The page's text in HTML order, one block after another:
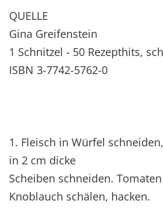
QUELLE
Gina Greifenstein
1 Schnitzel - 50 Rezepthits,
ISBN 3-7742-5762-0
1. Fleisch in Würfel
in 2 cm dicke
Scheiben schneiden.
Knoblauch schälen, hacken.